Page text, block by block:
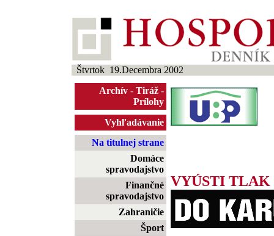
Štvrtok 19.Decembra 2002
Archív - Tiráž -
Prílohy
Vyhľadávanie
Na titulnej strane
Domáce
spravodajstvo
Finančné
spravodajstvo
Zahraničie
Šport
VYÚSTI TLAK